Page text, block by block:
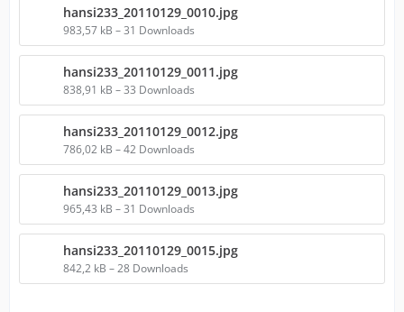
hansi233_20110129_0010.jpg
983,57 kB – 31 Downloads
hansi233_20110129_0011.jpg
838,91 kB – 33 Downloads
hansi233_20110129_0012.jpg
786,02 kB – 42 Downloads
hansi233_20110129_0013.jpg
965,43 kB – 31 Downloads
hansi233_20110129_0015.jpg
842,2 kB – 28 Downloads